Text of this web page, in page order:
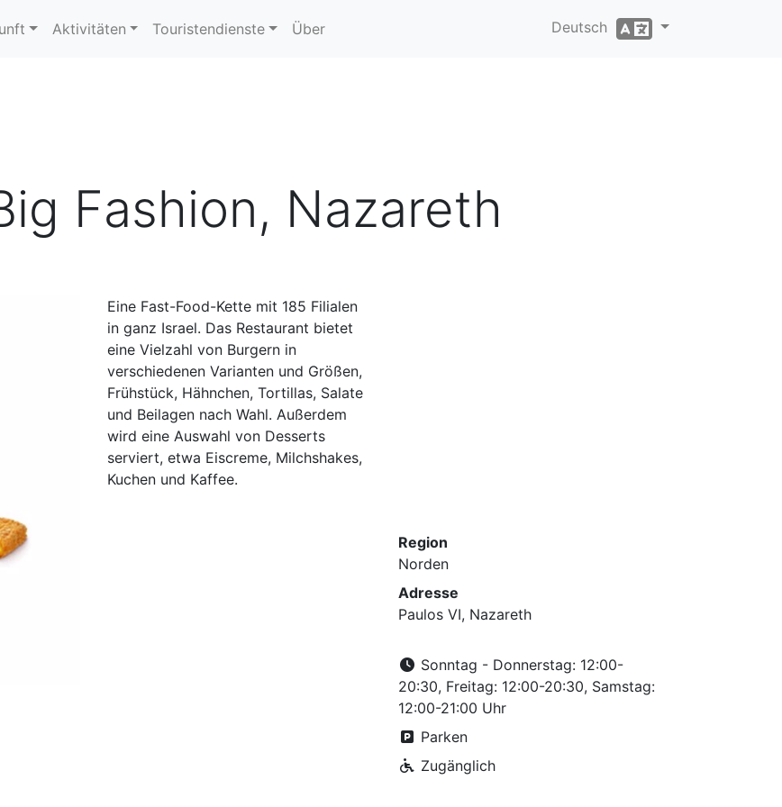
Aktivitäten Touristendienste Über Deutsch
Fashion, Nazareth
Eine Fast-Food-Kette mit 185 Filialen
in ganz Israel. Das Restaurant bietet
eine Vielzahl von Burgern in
verschiedenen Varianten und Größen,
Frühstück, Hähnchen, Tortillas, Salate
und Beilagen nach Wahl. Außerdem
wird eine Auswahl von Desserts
serviert, etwa Eiscreme, Milchshakes,
Kuchen und Kaffee.
Region
Norden
Adresse
Paulos VI, Nazareth
Sonntag - Donnerstag: 12:00-
20:30, Freitag: 12:00-20:30, Samstag:
12:00-21:00 Uhr
Parken
Zugänglich